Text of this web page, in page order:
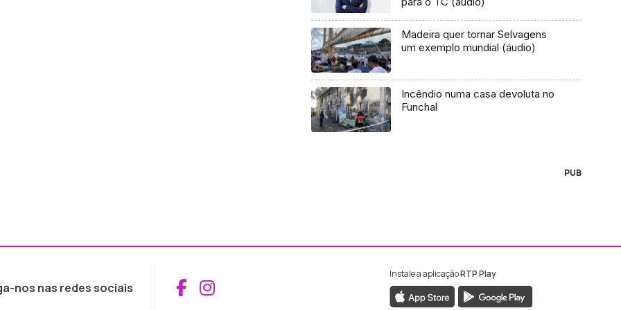
Madeira quer tornar Selvagens
um exemplo mundial (áudio)
Incêndio numa casa devoluta no
Funchal
PUB
nos nas redes sociais Aceder ao Facebook da RTP Madeira
Aceder ao Instagram da RTP Madeira
Instale a aplicaçãoRTP Play